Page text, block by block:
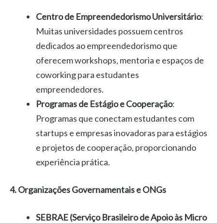
Centro de Empreendedorismo Universitário:
Muitas universidades possuem centros
dedicados ao empreendedorismo que
oferecem workshops, mentoria e espaços de
coworking para estudantes
empreendedores.
Programas de Estágio e Cooperação:
Programas que conectam estudantes com
startups e empresas inovadoras para estágios
e projetos de cooperação, proporcionando
experiência prática.
4. Organizações Governamentais e ONGs
SEBRAE (Serviço Brasileiro de Apoio às Micro